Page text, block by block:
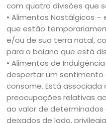
com quatro divisões que
• Alimentos Nostálgicos
que estão
e/ou de sua terra natal,
para o baiano que está
• Alimentos de
despertar um
consome. Está
preocupações relativas
ao valor de
deixados de lado,